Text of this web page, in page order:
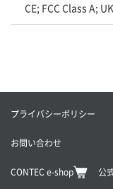
CE; FCC Class A;
プライバシーポリシー
お問い合わせ
CONTEC e-shop 公